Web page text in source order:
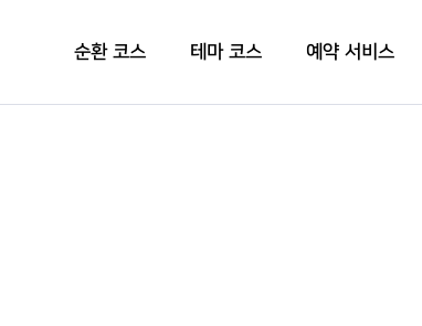
순환 코스 테마 코스 예약 서비스